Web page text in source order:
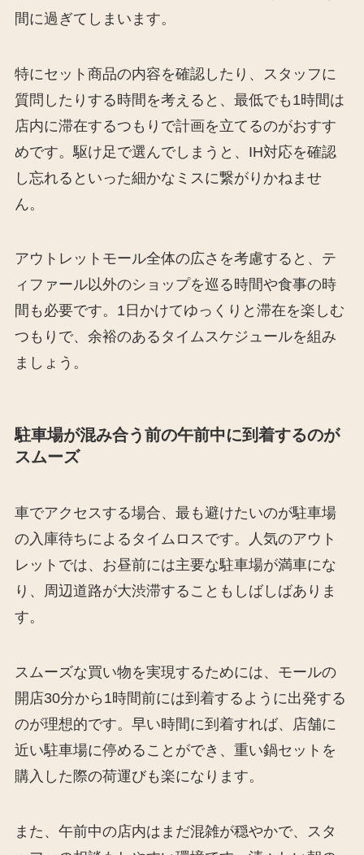
間に過ぎてしまいます。
特にセット商品の内容を確認したり、スタッフに
質問したりする時間を考えると、最低でも1時間は
店内に滞在するつもりで計画を立てるのがおすす
めです。駆け足で選んでしまうと、IH対応を確認
し忘れるといった細かなミスに繋がりかねませ
ん。
アウトレットモール全体の広さを考慮すると、テ
ィファール以外のショップを巡る時間や食事の時
間も必要です。1日かけてゆっくりと滞在を楽しむ
つもりで、余裕のあるタイムスケジュールを組み
ましょう。
駐車場が混み合う前の午前中に到着するのが
スムーズ
車でアクセスする場合、最も避けたいのが駐車場
の入庫待ちによるタイムロスです。人気のアウト
レットでは、お昼前には主要な駐車場が満車にな
り、周辺道路が大渋滞することもしばしばありま
す。
スムーズな買い物を実現するためには、モールの
開店30分から1時間前には到着するように出発する
のが理想的です。早い時間に到着すれば、店舗に
近い駐車場に停めることができ、重い鍋セットを
購入した際の荷運びも楽になります。
また、午前中の店内はまだ混雑が穏やかで、スタ